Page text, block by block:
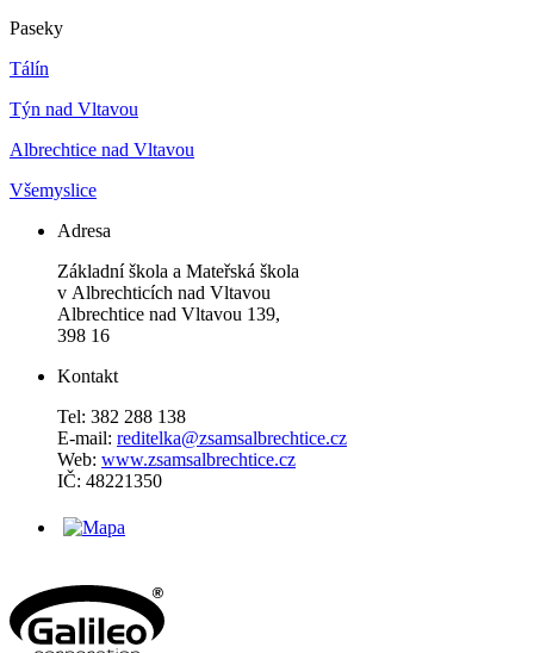
Paseky
Tálín
Týn nad Vltavou
Albrechtice nad Vltavou
Všemyslice
Adresa
Základní škola a Mateřská škola
v Albrechticích nad Vltavou
Albrechtice nad Vltavou 139,
398 16
Kontakt
Tel: 382 288 138
E-mail: reditelka@zsamsalbrechtice.cz
Web: www.zsamsalbrechtice.cz
IČ: 48221350